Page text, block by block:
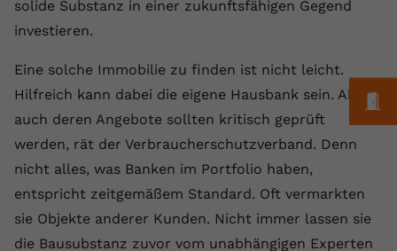
solide Substanz in einer zukunftsfähigen Gegend
investieren.
Eine solche Immobilie zu finden ist nicht leicht.
Hilfreich kann dabei die eigene Hausbank sein. Aber
auch deren Angebote sollten kritisch geprüft
werden, rät der Verbraucherschutzverband. Denn
nicht alles, was Banken im Portfolio haben,
entspricht zeitgemäßem Standard. Oft vermarkten
sie Objekte anderer Kunden. Nicht immer lassen sie
die Bausubstanz zuvor vom unabhängigen Experten
Laufzeit 1 Jahr
Zweck
Einstellungen. Unter anderem eine
historische Speicherung Ihrer
vorgenommen Einstellungen, falls der
Webseiten-Betreiber dies eingestellt
Name fe_typo_user
Zweck
wiederzuerkennen und statistische
Name _gcl au
Zweck
Wird von Google Ads für das
Conversion-Tracking verwendet, um
Cookie-Informationen anzeigen
Wir verwenden auf unserer Website externe Inhalte,
um Ihnen zusätzliche Informationen anzubieten.
Anbieter vimeo.com
Vimeo installiert dieses Cookie, um
Cookie-Informationen anzeigen